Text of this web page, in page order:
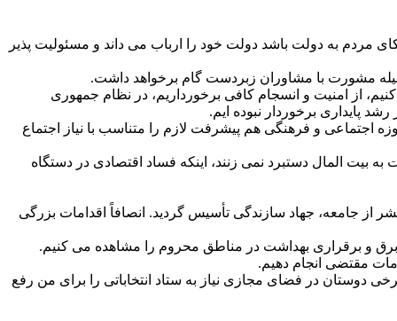
مردم به دولت باشد دولت خود را ارباب می داند و مسئولیت پذیر
مشورت با مشاوران زبردست گام برخواهد داشت.
کنیم، از امنیت و انسجام کافی برخورداریم، در نظام جمهوری
پایداری برخوردار نبوده ایم.
بالای ۴۰ درصد داشته ایم، تورم تک رقمی هم. در حوزه اجتماعی و فرهنگی هم پیشرفت لازم را متناسب با نیاز اجتماع
بیت المال دستبرد نمی زنند، اینکه فساد اقتصادی در دستگاه
از جامعه، جهاد سازندگی تأسیس گردید. انصافاً اقدامات بزرگی
مقتضی انجام دهیم.
دوستان در فضای مجازی نیاز به ستاد انتخاباتی را برای من رفع